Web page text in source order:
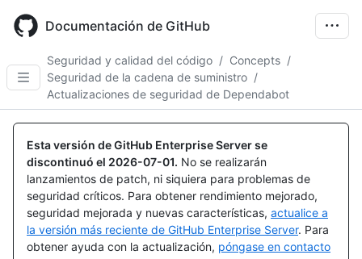
main
Documentación de GitHub
Seguridad y calidad del código / Concepts /
Seguridad de la cadena de suministro /
Actualizaciones de seguridad de Dependabot
Esta versión de GitHub Enterprise Server se
discontinuó el 2026-07-01. No se realizarán
lanzamientos de patch, ni siquiera para problemas de
seguridad críticos. Para obtener rendimiento mejorado,
seguridad mejorada y nuevas características, actualice a
la versión más reciente de GitHub Enterprise Server. Para
obtener ayuda con la actualización, póngase en contacto